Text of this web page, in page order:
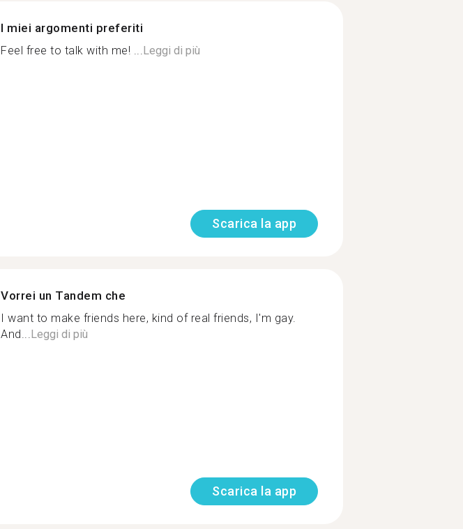
I miei argomenti preferiti
Feel free to talk with me! ...Leggi di più
Scarica la app
Vorrei un Tandem che
I want to make friends here, kind of real friends, I'm gay.
And...Leggi di più
Scarica la app